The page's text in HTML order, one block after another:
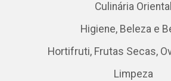
Culinária Oriental
Higiene, Beleza e
Hortifruti, Frutas Secas,
Limpeza